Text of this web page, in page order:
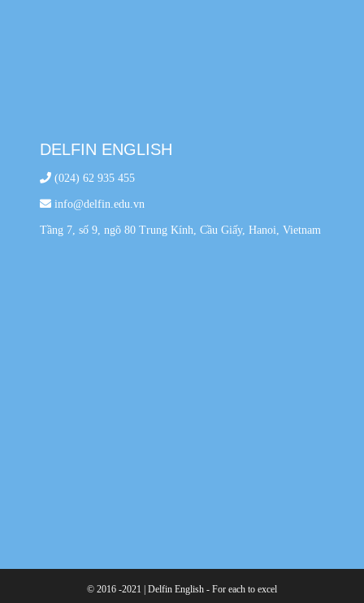
DELFIN ENGLISH
(024) 62 935 455
info@delfin.edu.vn
Tầng 7, số 9, ngõ 80 Trung Kính, Cầu Giấy, Hanoi, Vietnam
© 2016 -2021 | Delfin English - For each to excel